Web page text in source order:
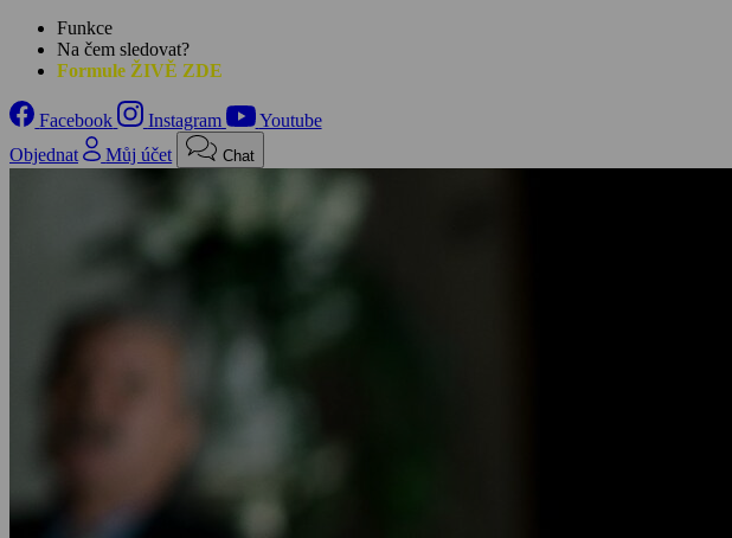
Funkce
Na čem sledovat?
Formule ŽIVĚ ZDE
Facebook Instagram
Youtube
Objednat
Můj účet Chat